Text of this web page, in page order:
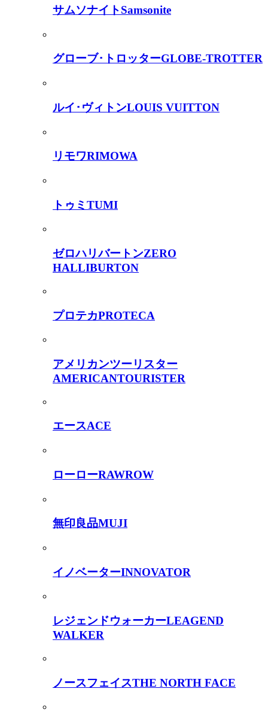
サムソナイトSamsonite
グローブ･トロッターGLOBE-TROTTER
ルイ･ヴィトンLOUIS VUITTON
リモワRIMOWA
トゥミ TUMI
ゼロハリバートンZERO
HALLIBURTON
プロテカPROTECA
アメリカンツーリスター
AMERICANTOURISTER
エースACE
ローローRAWROW
無印良品MUJI
イノベーターINNOVATOR
レジェンドウォーカーLEAGEND
WALKER
ノースフェイスTHE NORTH FACE